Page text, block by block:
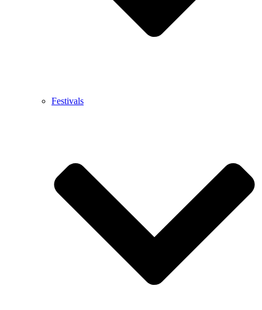
Festivals